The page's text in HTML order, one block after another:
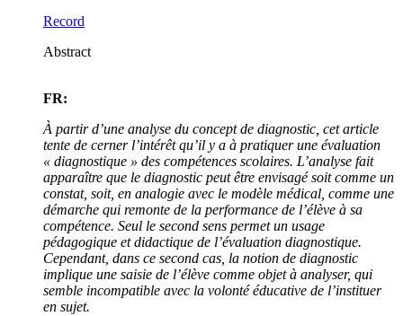
Record
Abstract
FR:
À partir d’une analyse du concept de diagnostic, cet article
tente de cerner l’intérêt qu’il y a à pratiquer une évaluation
« diagnostique » des compétences scolaires. L’analyse fait
apparaître que le diagnostic peut être envisagé soit comme un
constat, soit, en analogie avec le modèle médical, comme une
démarche qui remonte de la performance de l’élève à sa
compétence. Seul le second sens permet un usage
pédagogique et didactique de l’évaluation diagnostique.
Cependant, dans ce second cas, la notion de diagnostic
implique une saisie de l’élève comme objet à analyser, qui
semble incompatible avec la volonté éducative de l’instituer
en sujet.